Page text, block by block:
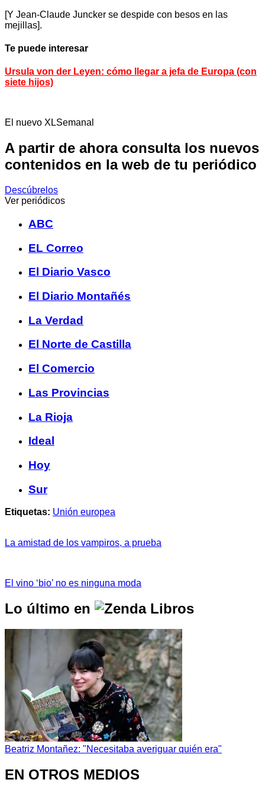
[Y Jean-Claude Juncker se despide con besos en las
mejillas].
Te puede interesar
Ursula von der Leyen: cómo llegar a jefa de Europa (con
siete hijos)
El nuevo XLSemanal
A partir de ahora consulta los nuevos
contenidos en la web de tu periódico
Descúbrelos
Ver periódicos
ABC
EL Correo
El Diario Vasco
El Diario Montañés
La Verdad
El Norte de Castilla
El Comercio
Las Provincias
La Rioja
Ideal
Hoy
Sur
Etiquetas: Unión europea
La amistad de los vampiros, a prueba
El vino ‘bio’ no es ninguna moda
Lo último en
Beatriz Montañez: "Necesitaba averiguar quién era"
EN OTROS MEDIOS